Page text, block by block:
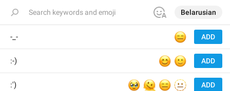
Belarusian
ADD
😑
-_-
ADD
😊
🙂
:-)
ADD
🥹
🫠
😑
🫥
:')